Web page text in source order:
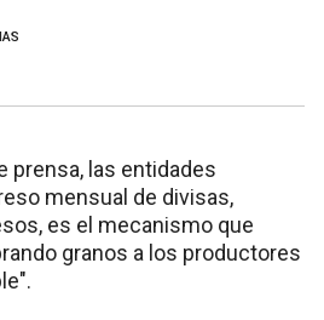
prensa, las entidades
mensual de divisas,
es el mecanismo que
granos a los productores